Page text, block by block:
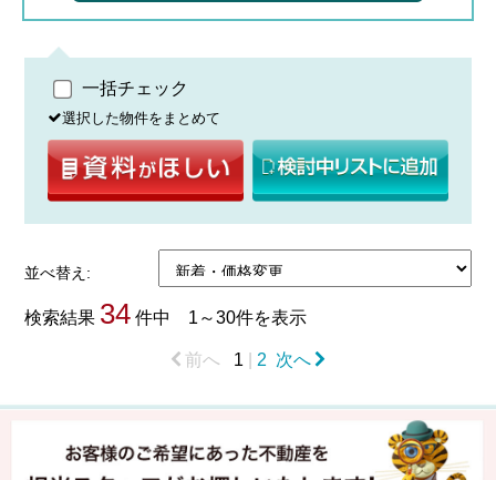
一括チェック
選択した物件をまとめて
並べ替え:
検索結果 34 件中 1～30件を表示
前へ 1 2 次へ